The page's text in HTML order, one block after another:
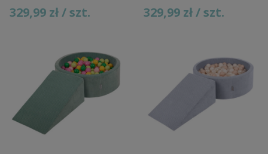
329,99 zł / szt. 329,99 zł / szt.